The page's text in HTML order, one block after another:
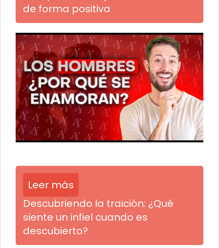
de forma positiva
Leer más
Descubriendo la traición: ¿Qué
siente un infiel cuando es
descubierto?